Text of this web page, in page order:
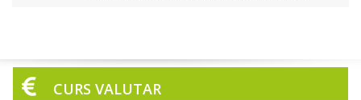
CURS VALUTAR